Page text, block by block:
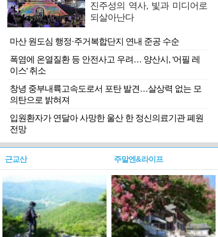
진주성의 역사, 빛과 미디어로
되살아난다
마산 원도심 행정·주거복합단지 연내 준공 수순
폭염에 온열질환 등 안전사고 우려… 양산시, '어필 레
이스' 취소
창녕 중부내륙고속도로서 포탄 발견…살상력 없는 모
의탄으로 밝혀져
입원환자가 연달아 사망한 울산 한 정신의료기관 폐원
전망
근교산 주말엔&라이프